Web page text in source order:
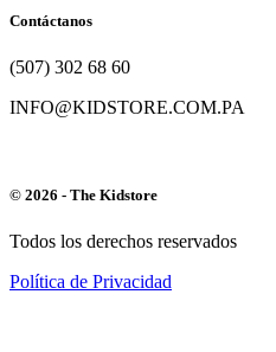
Contáctanos
(507) 302 68 60
INFO@KIDSTORE.COM.PA
© 2026 - The Kidstore
Todos los derechos reservados
Política de Privacidad